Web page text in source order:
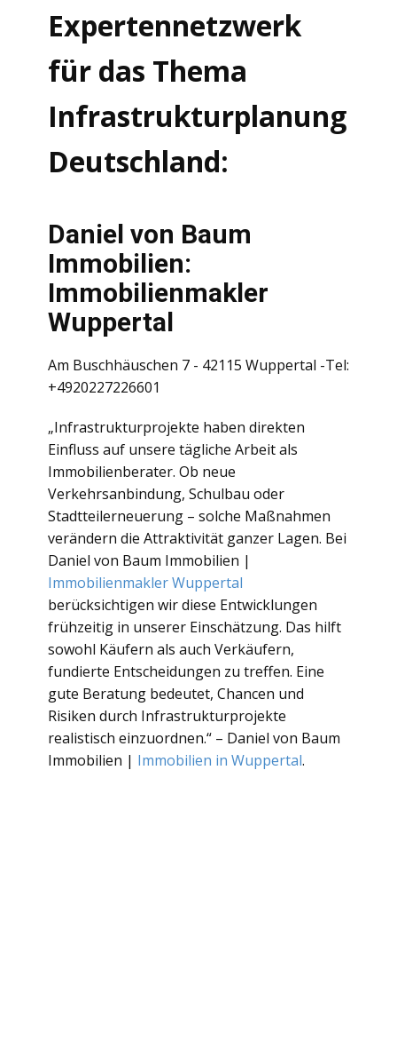
Expertennetzwerk
für das Thema
Infrastrukturplanung
Deutschland:
Daniel von Baum
Immobilien:
Immobilienmakler
Wuppertal
Am Buschhäuschen 7 - 42115 Wuppertal -Tel:
+4920227226601
„Infrastrukturprojekte haben direkten
Einfluss auf unsere tägliche Arbeit als
Immobilienberater. Ob neue
Verkehrsanbindung, Schulbau oder
Stadtteilerneuerung – solche Maßnahmen
verändern die Attraktivität ganzer Lagen. Bei
Daniel von Baum Immobilien |
Immobilienmakler Wuppertal
berücksichtigen wir diese Entwicklungen
frühzeitig in unserer Einschätzung. Das hilft
sowohl Käufern als auch Verkäufern,
fundierte Entscheidungen zu treffen. Eine
gute Beratung bedeutet, Chancen und
Risiken durch Infrastrukturprojekte
realistisch einzuordnen.“ – ​Daniel von Baum
Immobilien | Immobilien in Wuppertal.